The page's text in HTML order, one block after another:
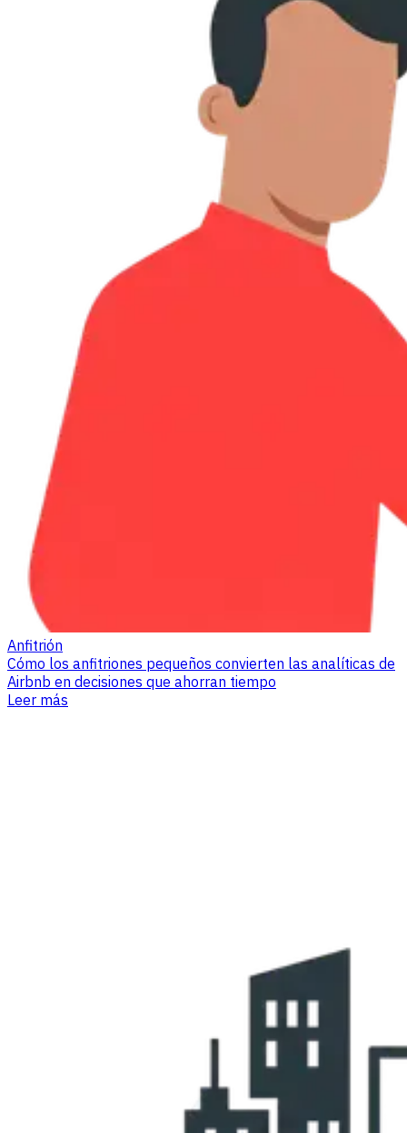
Anfitrión
Cómo los anfitriones pequeños convierten las analíticas de
Airbnb en decisiones que ahorran tiempo
Leer más